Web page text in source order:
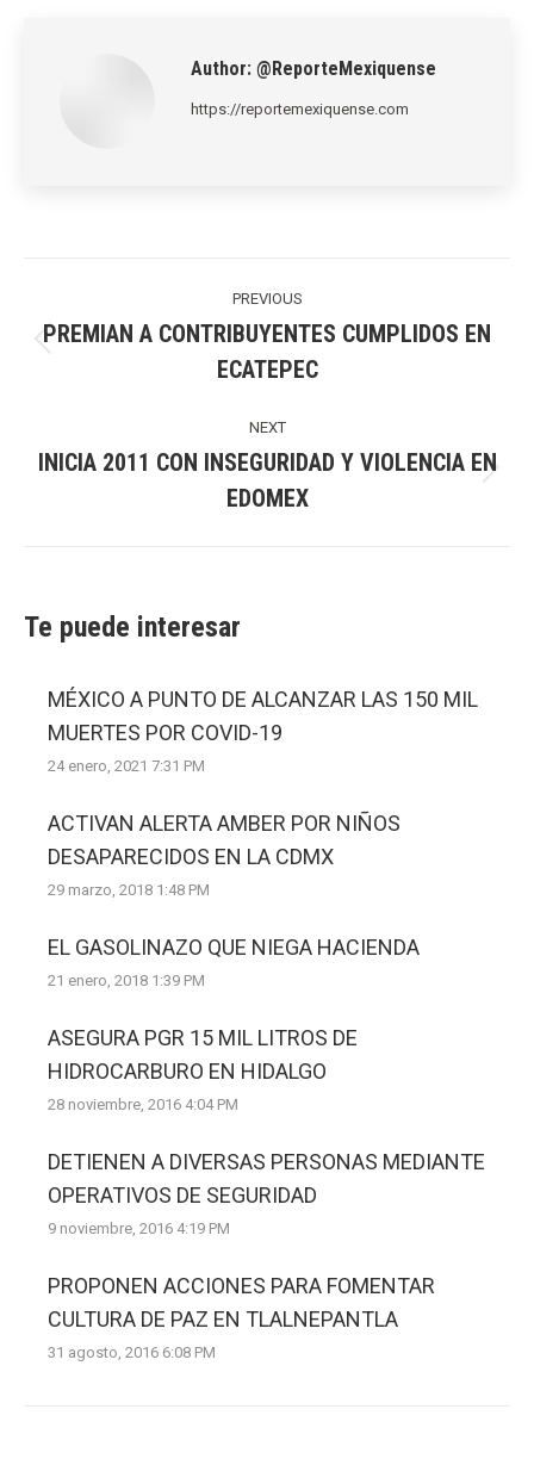
Author: @ReporteMexiquense
https://reportemexiquense.com
PREVIOUS
post:
PREMIAN A CONTRIBUYENTES CUMPLIDOS EN
ECATEPEC
NEXT
post:
INICIA 2011 CON INSEGURIDAD Y VIOLENCIA EN
EDOMEX
Te puede interesar
MÉXICO A PUNTO DE ALCANZAR LAS 150 MIL
MUERTES POR COVID-19
24 enero, 2021 7:31 PM
ACTIVAN ALERTA AMBER POR NIÑOS
DESAPARECIDOS EN LA CDMX
29 marzo, 2018 1:48 PM
EL GASOLINAZO QUE NIEGA HACIENDA
21 enero, 2018 1:39 PM
ASEGURA PGR 15 MIL LITROS DE
HIDROCARBURO EN HIDALGO
28 noviembre, 2016 4:04 PM
DETIENEN A DIVERSAS PERSONAS MEDIANTE
OPERATIVOS DE SEGURIDAD
9 noviembre, 2016 4:19 PM
PROPONEN ACCIONES PARA FOMENTAR
CULTURA DE PAZ EN TLALNEPANTLA
31 agosto, 2016 6:08 PM